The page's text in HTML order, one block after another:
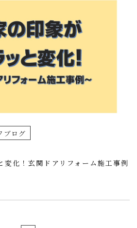
ブログ
変化！玄関ドアリフォーム施工事例